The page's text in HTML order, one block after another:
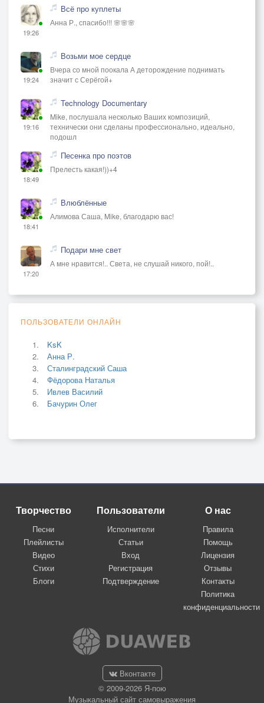
19:26
Всё про куплеты
Анна Р., спасибо!!! 🌸🌸🌸
19:24
Возьми мое сердце
Вчера со мной поокала А деторождение поднимать
значит с Серёгой+
19:16
Technology Documentary
Mike, послушала несколько Ваших композиций,
технически они сделаны профессионально, идеально,
подошл
18:49
Песенка про поэтов
Прелесть какая!))+4
18:41
Влюблённые
Алимова Саша, Mike, благодарю вас!
17:20
Подари мне свет
А мне нравится!.. Света, не слушай никого, пой!..
ПОЛЬЗОВАТЕЛИ ОНЛАЙН
KsK
Анна Р.
Сталинградский Саша
Фёдорова Наталья
Ивлев Василий
Бачурин Олег
Творчество
Песни
Плейлисты
Видео
Стихи
Блоги
Пользователи
Исполнители
Статьи
Вход
Регистрация
Подтверждение
О нас
Правила
Помощь
Лицензия
Отзывы
Контакты
Политика
конфиденциальности
Вконтакте
© 2009-2026 Я-пою
Музыкальный сайт самовыражения